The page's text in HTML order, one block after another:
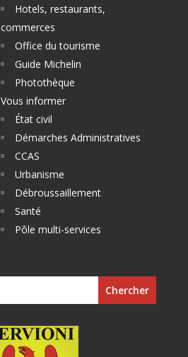
Hotels, restaurants,
commerces
Office du tourisme
Guide Michelin
Photothèque
Vous informer
État civil
Démarches Administratives
CCAS
Urbanisme
Débroussaillement
Santé
Pôle multi-services